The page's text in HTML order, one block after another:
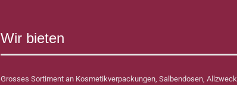
Wir bieten
Grosses Sortiment an Kosmetikverpackungen, Salbendosen,